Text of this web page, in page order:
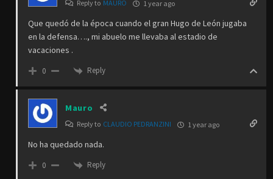
Reply to MAURO 1 year ago
Que quedó de la época cuando el gran Hugo de León jugaba
en la defensa…., mi abuelo me llevaba al estadio de
vacaciones .
0 Reply
Mauro
Reply to CLAUDIO PEDRANZINI 1 year ago
No ha quedado nada.
0 Reply